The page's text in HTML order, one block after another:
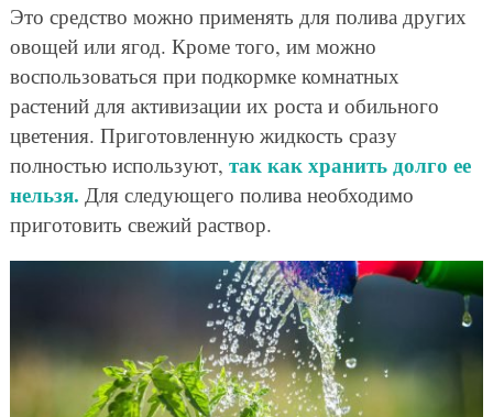
Это средство можно применять для полива других
овощей или ягод. Кроме того, им можно
воспользоваться при подкормке комнатных
растений для активизации их роста и обильного
цветения. Приготовленную жидкость сразу
полностью используют, так как хранить долго ее
нельзя. Для следующего полива необходимо
приготовить свежий раствор.